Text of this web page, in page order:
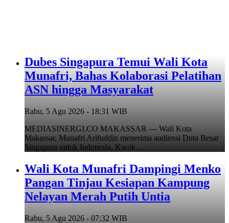
Dubes Singapura Temui Wali Kota
Munafri, Bahas Kolaborasi Pelatihan
ASN hingga Masyarakat
Rabu, 5 Agu 2026 - 18:31 WIB
MEDIASINERGI.CO MAKASSAR — Wali Kota
Makassar, Munafri Arifuddin menerima audiensi Duta Besar
Singapura untuk Indonesia, Kwok…
Wali Kota Munafri Dampingi Menko
Pangan Tinjau Kesiapan Kampung
Nelayan Merah Putih Untia
Rabu, 5 Agu 2026 - 07:32 WIB